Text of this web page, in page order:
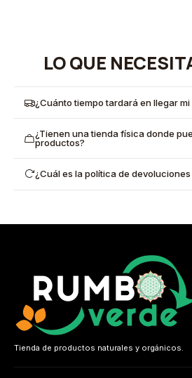
LO QUE
¿Cuánto tiempo tardará en llegar mi
¿Tienen una tienda física donde
productos?
¿Cuál es la política de
Tienda de productos naturales y orgánicos.